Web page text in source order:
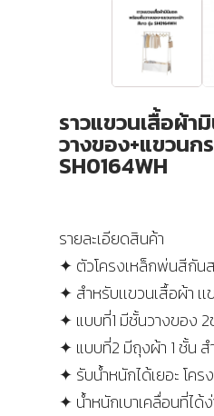
ราวแขวนเสื้อผ้
วางของ+แขวนก
SH0164WH
รายละเอียดสินค้า
✦ ตัวโครงเหล็กพ่นสีกัน
✦ สำหรับเเขวนเสื้อผ้า เ
✦ แบบที่1 มีชั้นวางของ
✦ แบบที่2 มีถุงผ้า 1 ชั้น
✦ รับน้ำหนักได้เยอะ โครง
✦ น้ำหนักเบาเคลื่อนที่ได้